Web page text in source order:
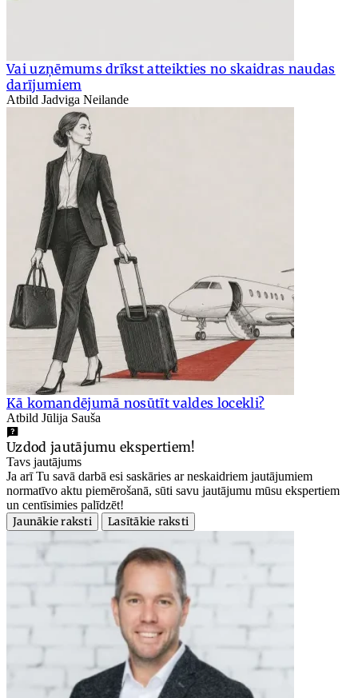
Vai uzņēmums drīkst atteikties no skaidras naudas
darījumiem
Atbild Jadviga Neilande
Kā komandējumā nosūtīt valdes locekli?
Atbild Jūlija Sauša
Uzdod jautājumu ekspertiem!
Tavs jautājums
Ja arī Tu savā darbā esi saskāries ar neskaidriem jautājumiem
normatīvo aktu piemērošanā, sūti savu jautājumu mūsu ekspertiem
un centīsimies palīdzēt!
Jaunākie raksti
Lasītākie raksti